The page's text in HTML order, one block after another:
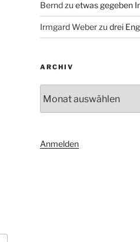
Berndzu etwas gegeben
Irmgard Weberzu drei
ARCHIV
Anmelden